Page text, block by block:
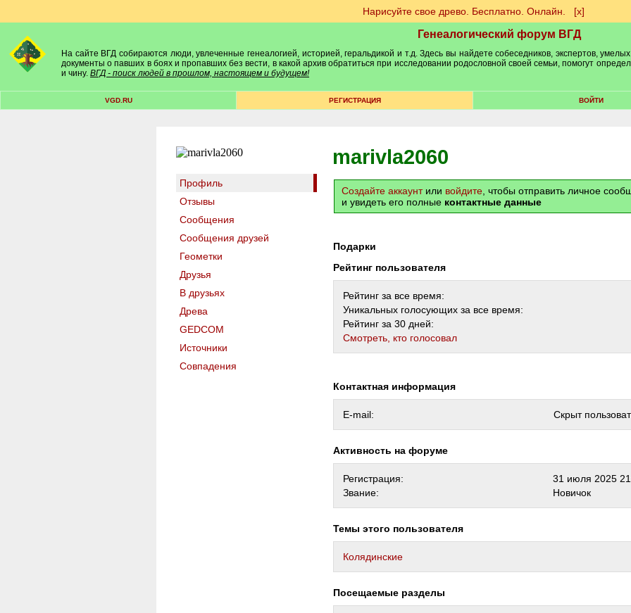
Нарисуйте свое древо. Бесплатно. Онлайн. [х]
Генеалогический форум ВГД
На сайте ВГД собираются люди, увлеченные генеалогией, историей, геральдикой и т.д. Здесь вы найдете собеседников, экспертов,
документы о павших в боях и пропавших без вести, в какой архив обратиться при исследовании родословной своей семьи, помогут
и чину. ВГД - поиск людей в прошлом, настоящем и будущем!
VGD.RU РЕГИСТРАЦИЯ ВОЙТИ
Профиль
Отзывы
Сообщения
Сообщения друзей
Геометки
Друзья
В друзьях
Древа
GEDCOM
Источники
Совпадения
marivla2060
Создайте аккаунтили войдите , чтобы отправить личное
и увидеть его полные контактные данные
Подарки
Рейтинг пользователя
Рейтинг за все время:
Уникальных голосующих за все время:
Рейтинг за 30 дней:
Cмотреть, кто голосовал
Контактная информация
E-mail: Скрыт
Активность на форуме
Регистрация:
31 июля 2025
Звание:
Новичок
Темы этого пользователя
Колядинские
Посещаемые разделы